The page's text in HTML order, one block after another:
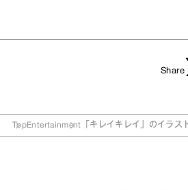
Share
TopEntertainment 「キレイキレイ」のイラ